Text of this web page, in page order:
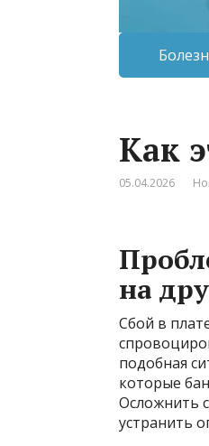
Как
05.04.2026
на
Сбой в
подобная
которые
Осложнить
устранить